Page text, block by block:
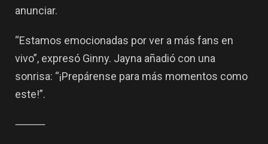
anunciar.
“Estamos emocionadas por ver a más fans en
vivo”, expresó Ginny. Jayna añadió con una
sonrisa: “¡Prepárense para más momentos como
este!”.
⸻